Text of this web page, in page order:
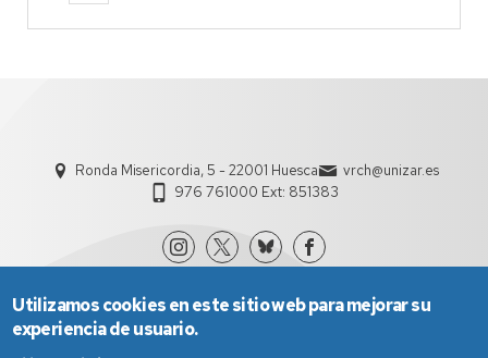
Ronda Misericordia, 5 - 22001 Huesca
vrch@unizar.es
976 761000 Ext: 851383
Utilizamos cookies en este sitio web para mejorar su
experiencia de usuario.